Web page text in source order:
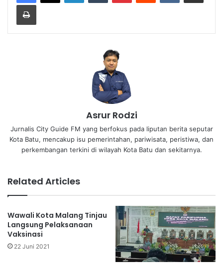
Print
Asrur Rodzi
Jurnalis City Guide FM yang berfokus pada liputan berita seputar
Kota Batu, mencakup isu pemerintahan, pariwisata, peristiwa, dan
perkembangan terkini di wilayah Kota Batu dan sekitarnya.
Related Articles
Wawali Kota Malang Tinjau
Langsung Pelaksanaan
Vaksinasi
22 Juni 2021